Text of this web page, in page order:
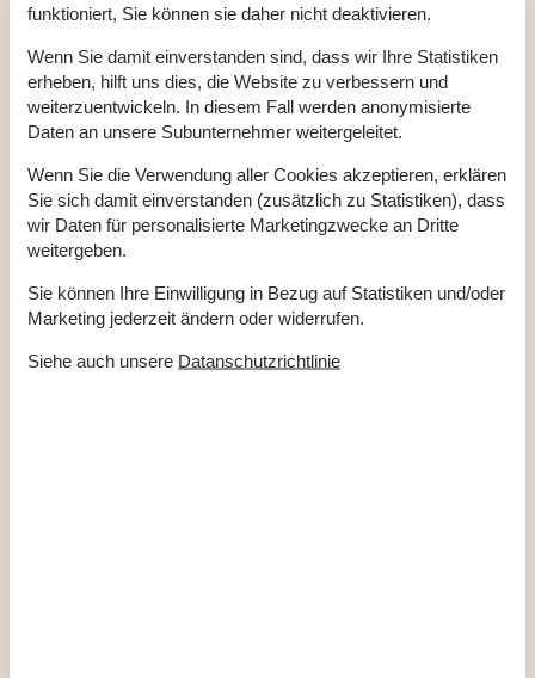
Küche
Abzugshaube
Die Küche verfügt über Warmwasser
Elektroherd 4 Kochfelder
Gefrierbox
Kaffeemaschine
Kühlschrank
Notiz
Eigentümer wohnt auf dem Grundstück
Nicht an Institutionen vermietet
Nur für Ferienaufenthalte vermietet
Wird nicht an Jugendgruppen vermietet
funktioniert, Sie können sie daher nicht deaktivieren.
Wenn Sie damit einverstanden sind, dass wir Ihre Statistiken
erheben, hilft uns dies, die Website zu verbessern und
weiterzuentwickeln. In diesem Fall werden anonymisierte
Daten an unsere Subunternehmer weitergeleitet.
Wenn Sie die Verwendung aller Cookies akzeptieren, erklären
Sie sich damit einverstanden (zusätzlich zu Statistiken), dass
wir Daten für personalisierte Marketingzwecke an Dritte
weitergeben.
Sie können Ihre Einwilligung in Bezug auf Statistiken und/oder
Marketing jederzeit ändern oder widerrufen.
Siehe auch unsere Datanschutzrichtlinie